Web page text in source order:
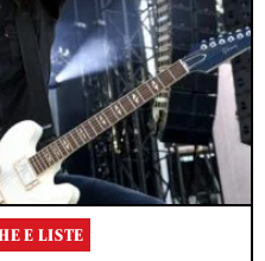
E LISTE